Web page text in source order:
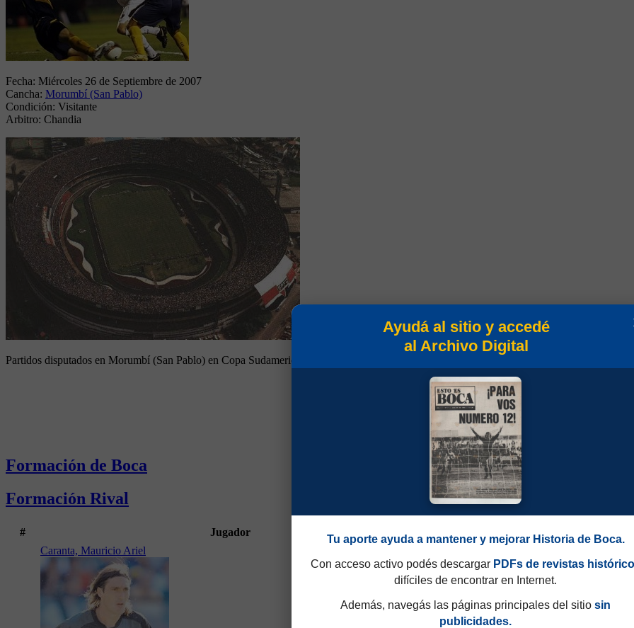
Fecha: Miércoles 26 de Septiembre de 2007
Cancha: Morumbí (San Pablo)
Condición: Visitante
Arbitro: Chandia
Partidos disputados en Morumbí (San Pablo) en Copa Sudamericana 2007
Formación de Boca
Formación Rival
# Jugador
Caranta, Mauricio Ariel
Ayudá al sitio y accedé
al Archivo Digital
Tu aporte ayuda a mantener y mejorar Historia de Boca.
Con acceso activo podés descargar PDFs de revistas
difíciles de encontrar en Internet.
Además, navegás las páginas principales del sitio sin
publicidades.